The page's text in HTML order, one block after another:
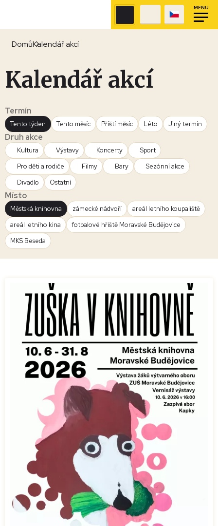
MENU
DomůKalendář akcí
Kalendář akcí
Termín
Tento týden Tento měsíc Příští měsíc Léto Jiný termín
Druh akce
Kultura Výstavy Koncerty
Sport
Pro děti a rodiče
Filmy Bary
Sezónní akce
Divadlo
Ostatní
Místo
Městská knihovna zámecké nádvoří
areál letního koupaliště
areál letního kina
fotbalové hřiště Moravské Budějovice
MKS Beseda